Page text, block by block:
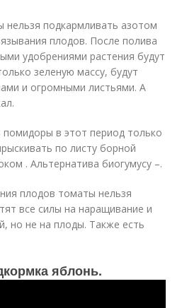
нельзя подкармливать азотом
плодов. После полива
удобрениями растения будут
зеленую массу, будут
и огромными листьями. А
в этот период только
по листу борной
. Альтернатива биогумусу –.
плодов томаты нельзя
все силы на наращивание и
но не на плоды. Также есть
яблонь.